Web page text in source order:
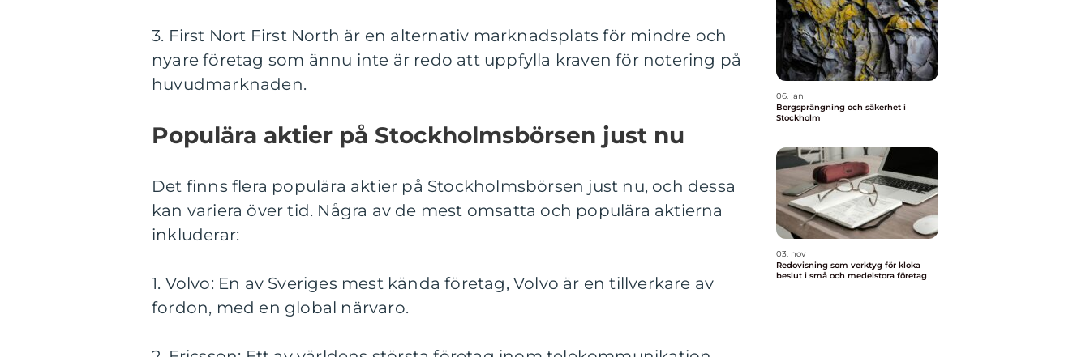
3. First Nort First North är en alternativ marknadsplats för mindre och
nyare företag som ännu inte är redo att uppfylla kraven för notering på
huvudmarknaden.
Populära aktier på Stockholmsbörsen just nu
Det finns flera populära aktier på Stockholmsbörsen just nu, och dessa
kan variera över tid. Några av de mest omsatta och populära aktierna
inkluderar:
1. Volvo: En av Sveriges mest kända företag, Volvo är en tillverkare av
fordon, med en global närvaro.
06. jan
Bergsprängning och säkerhet i
Stockholm
03. nov
Redovisning som verktyg för kloka
beslut i små och medelstora företag